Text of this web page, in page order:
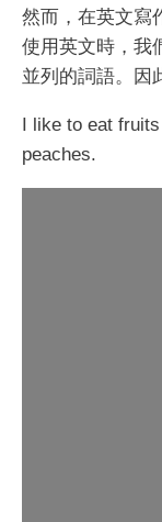
然而，在英文寫
使用英文時，我
並列的詞語。因
I like to eat
peaches.